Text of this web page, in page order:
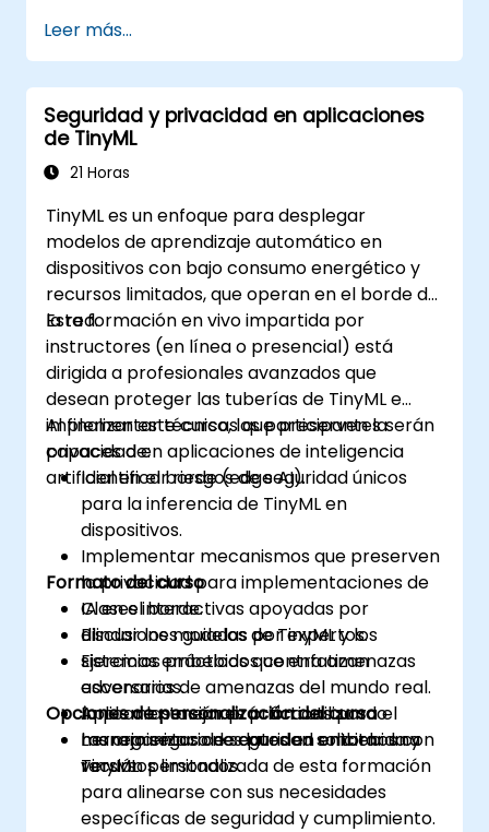
y canalizaciones de IA.
Diseñar estrategias de red teaming para
entornos de implementación de IA.
Leer más...
Seguridad y privacidad en aplicaciones
de TinyML
21 Horas
TinyML es un enfoque para desplegar
modelos de aprendizaje automático en
dispositivos con bajo consumo energético y
recursos limitados, que operan en el borde de
la red.
Esta formación en vivo impartida por
instructores (en línea o presencial) está
dirigida a profesionales avanzados que
desean proteger las tuberías de TinyML e
implementar técnicas que preserven la
privacidad en aplicaciones de inteligencia
artificial en el borde (edge AI).
Al finalizar este curso, los participantes serán
capaces de:
Identificar riesgos de seguridad únicos
para la inferencia de TinyML en
dispositivos.
Implementar mecanismos que preserven
la privacidad para implementaciones de
IA en el borde.
Blindar los modelos de TinyML y los
sistemas embebidos contra amenazas
adversarias.
Aplicar las mejores prácticas para el
manejo seguro de datos en entornos con
recursos limitados.
Formato del curso
Clases interactivas apoyadas por
discusiones guiadas por expertos.
Ejercicios prácticos que enfatizan
escenarios de amenazas del mundo real.
Implementación práctica utilizando
herramientas de seguridad embebida y
TinyML.
Opciones de personalización del curso
Las organizaciones pueden solicitar una
versión personalizada de esta formación
para alinearse con sus necesidades
específicas de seguridad y cumplimiento.